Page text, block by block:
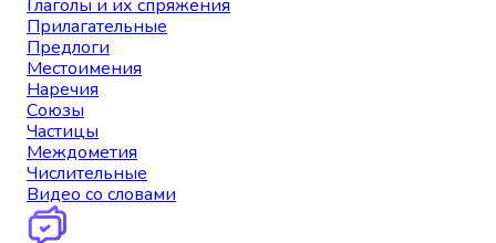
Глаголы и их спряжения
Прилагательные
Предлоги
Местоимения
Наречия
Союзы
Частицы
Междометия
Числительные
Видео со словами